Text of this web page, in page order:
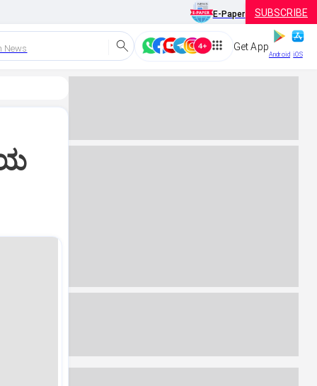
E-Paper SUBSCRIBE
News Get App
Android iOS